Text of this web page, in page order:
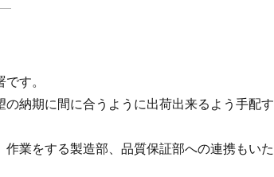
す。
納期に間に合うように出荷出来るよう手配す
業をする製造部、品質保証部への連携もいた